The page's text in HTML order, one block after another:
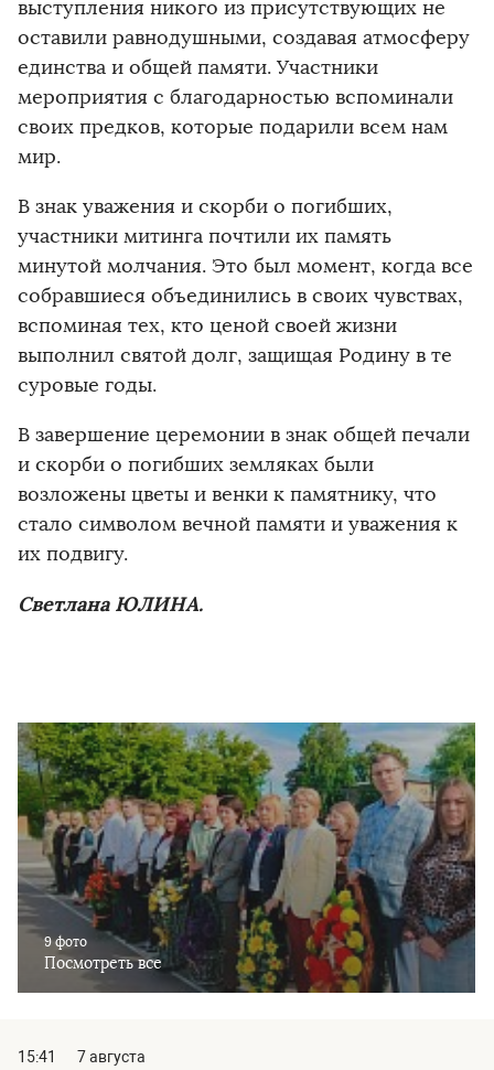
выступления никого из присутствующих не
оставили равнодушными, создавая атмосферу
единства и общей памяти. Участники
мероприятия с благодарностью вспоминали
своих предков, которые подарили всем нам
мир.
В знак уважения и скорби о погибших,
участники митинга почтили их память
минутой молчания. Это был момент, когда все
собравшиеся объединились в своих чувствах,
вспоминая тех, кто ценой своей жизни
выполнил святой долг, защищая Родину в те
суровые годы.
В завершение церемонии в знак общей печали
и скорби о погибших земляках были
возложены цветы и венки к памятнику, что
стало символом вечной памяти и уважения к
их подвигу.
Светлана ЮЛИНА.
9 фото
Посмотреть все
15:41
7 августа